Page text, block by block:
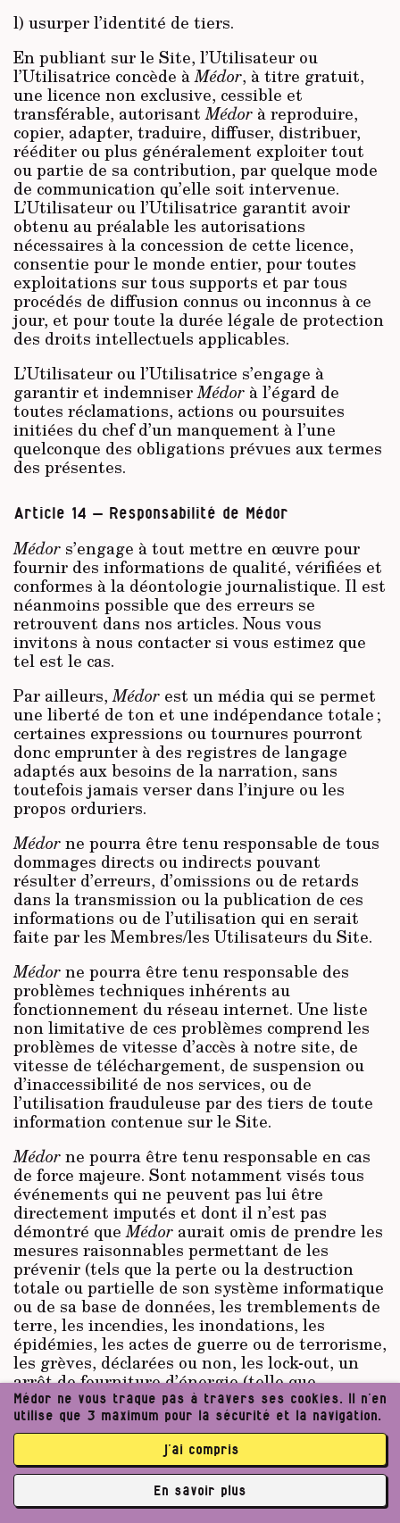
l) usurper l’identité de tiers.
En publiant sur le Site, l’Utilisateur ou
l’Utilisatrice concède àMédor, à titre gratuit,
une licence non exclusive, cessible et
transférable, autorisantMédor à reproduire,
copier, adapter, traduire, diffuser, distribuer,
rééditer ou plus généralement exploiter tout
ou partie de sa contribution, par quelque mode
de communication qu’elle soit intervenue.
L’Utilisateur ou l’Utilisatrice garantit avoir
obtenu au préalable les autorisations
nécessaires à la concession de cette licence,
consentie pour le monde entier, pour toutes
exploitations sur tous supports et par tous
procédés de diffusion connus ou inconnus à ce
jour, et pour toute la durée légale de protection
des droits intellectuels applicables.
L’Utilisateur ou l’Utilisatrice s’engage à
garantir et indemniserMédor à l’égard de
toutes réclamations, actions ou poursuites
initiées du chef d’un manquement à l’une
quelconque des obligations prévues aux termes
des présentes.
Article 14 – Responsabilité de Médor
Médor s’engage à tout mettre en œuvre pour
fournir des informations de qualité, vérifiées et
conformes à la déontologie journalistique. Il est
néanmoins possible que des erreurs se
retrouvent dans nos articles. Nous vous
invitons à nous contacter si vous estimez que
tel est le cas.
Par ailleurs,Médor est un média qui se permet
une liberté de ton et une indépendance totale ;
certaines expressions ou tournures pourront
donc emprunter à des registres de langage
adaptés aux besoins de la narration, sans
toutefois jamais verser dans l’injure ou les
propos orduriers.
Médorne pourra être tenu responsable de tous
dommages directs ou indirects pouvant
résulter d’erreurs, d’omissions ou de retards
dans la transmission ou la publication de ces
informations ou de l’utilisation qui en serait
faite par les Membres/les Utilisateurs du Site.
Médorne pourra être tenu responsable des
problèmes techniques inhérents au
fonctionnement du réseau internet. Une liste
non limitative de ces problèmes comprend les
problèmes de vitesse d’accès à notre site, de
vitesse de téléchargement, de suspension ou
d’inaccessibilité de nos services, ou de
l’utilisation frauduleuse par des tiers de toute
information contenue sur le Site.
Médorne pourra être tenu responsable en cas
de force majeure. Sont notamment visés tous
événements qui ne peuvent pas lui être
directement imputés et dont il n’est pas
démontré queMédor aurait omis de prendre les
mesures raisonnables permettant de les
prévenir (tels que la perte ou la destruction
totale ou partielle de son système informatique
ou de sa base de données, les tremblements de
terre, les incendies, les inondations, les
épidémies, les actes de guerre ou de terrorisme,
les grèves, déclarées ou non, les lock-out, un
arrêt de fourniture d’énergie (telle que
l’électricité), une défaillance du réseau internet
ou du système de stockage des données, une
défaillance du réseau de télécommunications,
un fait ou une décision d’un tiers lorsque cette
décision affecte la bonne exécution du contrat
ou toute autre cause échappant à son contrôle
raisonnable).
Médor ne vous traque pas à travers ses cookies. Il n’en
utilise que 3 maximum pour la sécurité et la navigation.
j’ai compris
En savoir plus